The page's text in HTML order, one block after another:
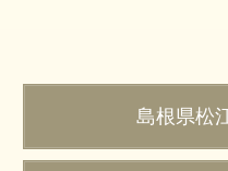
島根県松